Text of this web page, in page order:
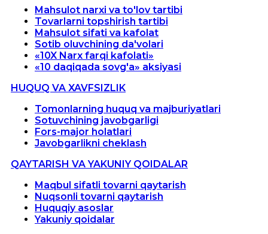
Mahsulot narxi va to'lov tartibi
Tovarlarni topshirish tartibi
Mahsulot sifati va kafolat
Sotib oluvchining da'volari
«10X Narx farqi kafolati»
«10 daqiqada sovg'a» aksiyasi
HUQUQ VA XAVFSIZLIK
Tomonlarning huquq va majburiyatlari
Sotuvchining javobgarligi
Fors-major holatlari
Javobgarlikni cheklash
QAYTARISH VA YAKUNIY QOIDALAR
Maqbul sifatli tovarni qaytarish
Nuqsonli tovarni qaytarish
Huquqiy asoslar
Yakuniy qoidalar